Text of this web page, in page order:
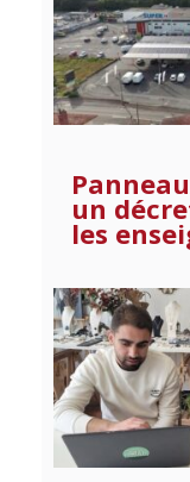
un
les